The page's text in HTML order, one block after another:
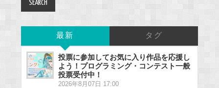
最新 タグ
投票に参加してお気に入り作品を応援し
よう！プログラミング・コンテスト一般
投票受付中！
2026年8月07日 17:00